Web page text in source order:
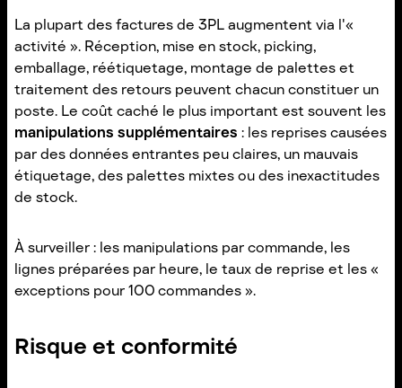
La plupart des factures de 3PL augmentent via l'«
activité ». Réception, mise en stock, picking,
emballage, réétiquetage, montage de palettes et
traitement des retours peuvent chacun constituer un
poste. Le coût caché le plus important est souvent les
manipulations supplémentaires : les reprises causées
par des données entrantes peu claires, un mauvais
étiquetage, des palettes mixtes ou des inexactitudes
de stock.
À surveiller : les manipulations par commande, les
lignes préparées par heure, le taux de reprise et les «
exceptions pour 100 commandes ».
Risque et conformité